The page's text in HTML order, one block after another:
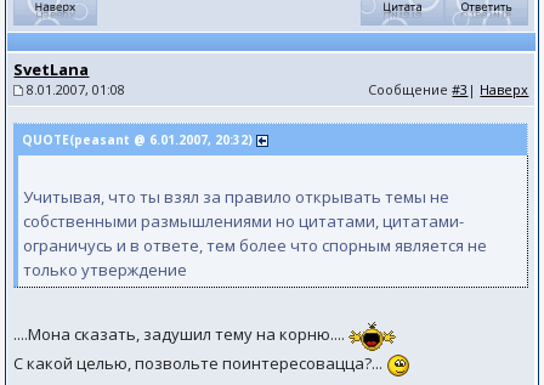
SvetLana
8.01.2007, 01:08 Сообщение#3 | Наверх
QUOTE(peasant @ 6.01.2007, 20:32)
Учитывая, что ты взял за правило открывать темы не
собственными размышлениями но цитатами, цитатами-
ограничусь и в ответе, тем более что спорным является не
только утверждение
....Мона сказать, задушил тему на корню....
С какой целью, позвольте поинтересовацца?...